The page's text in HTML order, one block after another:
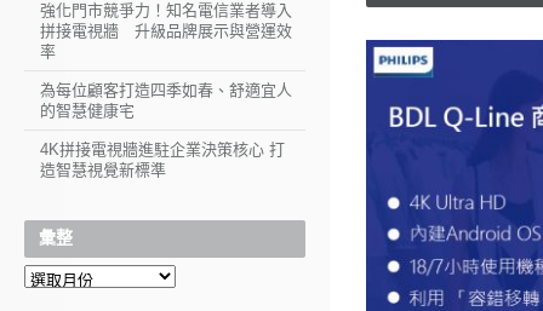
強化門市競爭力！知名電信業者導入
拼接電視牆 升級品牌展示與營運效
率
為每位顧客打造四季如春、舒適宜人
的智慧健康宅
4K拼接電視牆進駐企業決策核心 打
造智慧視覺新標準
彙整
彙